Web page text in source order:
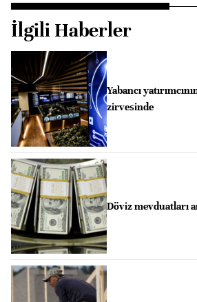
İlgili Haberler
Yabancı
zirvesinde
Döviz mevduatları